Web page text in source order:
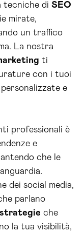
tecniche di SEO
mirate,
un traffico
La nostra
ti
con i tuoi
e
professionali è
e
che le
dei social media,
parlano
strategie che
la tua visibilità,